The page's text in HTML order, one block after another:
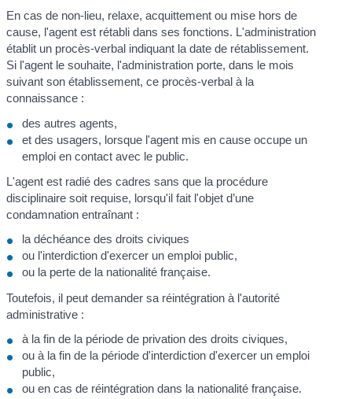
En cas de non-lieu, relaxe, acquittement ou mise hors de
cause, l'agent est rétabli dans ses fonctions. L'administration
établit un procès-verbal indiquant la date de rétablissement.
Si l'agent le souhaite, l'administration porte, dans le mois
suivant son établissement, ce procès-verbal à la
connaissance :
des autres agents,
et des usagers, lorsque l'agent mis en cause occupe un
emploi en contact avec le public.
L'agent est radié des cadres sans que la procédure
disciplinaire soit requise, lorsqu'il fait l'objet d’une
condamnation entraînant :
la déchéance des droits civiques
ou l'interdiction d'exercer un emploi public,
ou la perte de la nationalité française.
Toutefois, il peut demander sa réintégration à l'autorité
administrative :
à la fin de la période de privation des droits civiques,
ou à la fin de la période d'interdiction d'exercer un emploi
public,
ou en cas de réintégration dans la nationalité française.